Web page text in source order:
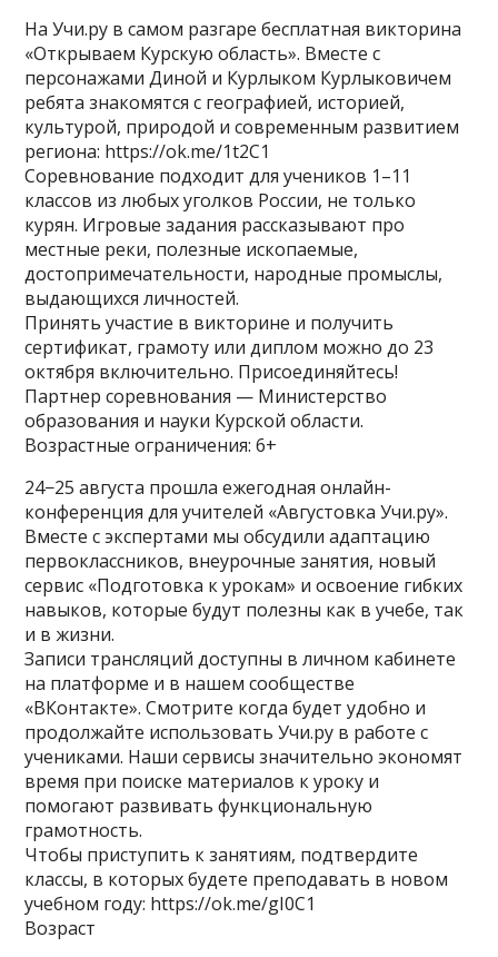
На Учи.ру в самом разгаре бесплатная викторина
«Открываем Курскую область». Вместе с
персонажами Диной и Курлыком Курлыковичем
ребята знакомятся с географией, историей,
культурой, природой и современным развитием
региона: https://ok.me/1t2C1
Соревнование подходит для учеников 1–11
классов из любых уголков России, не только
курян. Игровые задания рассказывают про
местные реки, полезные ископаемые,
достопримечательности, народные промыслы,
выдающихся личностей.
Принять участие в викторине и получить
сертификат, грамоту или диплом можно до 23
октября включительно. Присоединяйтесь!
Партнер соревнования — Министерство
образования и науки Курской области.
Возрастные ограничения: 6+
24−25 августа прошла ежегодная онлайн-
конференция для учителей «Августовка Учи.ру».
Вместе с экспертами мы обсудили адаптацию
первоклассников, внеурочные занятия, новый
сервис «Подготовка к урокам» и освоение гибких
навыков, которые будут полезны как в учебе, так
и в жизни.
Записи трансляций доступны в личном кабинете
на платформе и в нашем сообществе
«ВКонтакте». Смотрите когда будет удобно и
продолжайте использовать Учи.ру в работе с
учениками. Наши сервисы значительно экономят
время при поиске материалов к уроку и
помогают развивать функциональную
грамотность.
Чтобы приступить к занятиям, подтвердите
классы, в которых будете преподавать в новом
учебном году: https://ok.me/gI0C1
Возраст